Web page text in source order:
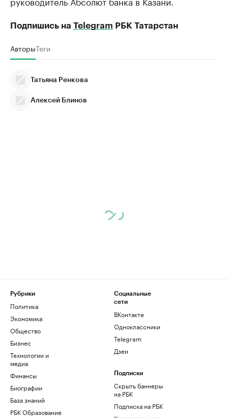
Подпишись на Telegram РБК Татарстан
АвторыТеги
Татьяна Ренкова
Алексей Блинов
Рубрики
Политика
Экономика
Общество
Бизнес
Технологии и
медиа
Финансы
Биографии
База знаний
РБК Образование
Социальные
сети
ВКонтакте
Одноклассники
Telegram
Дзен
Подписки
Скрыть баннеры
на РБК
Подписка на РБК